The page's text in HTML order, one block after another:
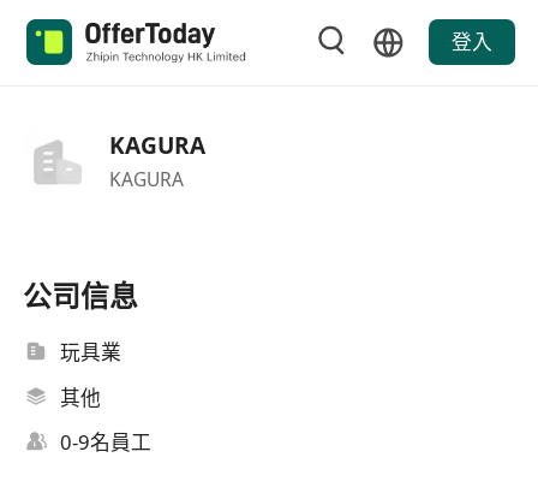
登入
KAGURA
KAGURA
公司信息
玩具業
其他
0-9名員工